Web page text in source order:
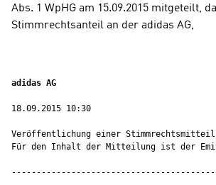
Abs. 1 WpHG am 15.09.2015 mitgeteilt,
Stimmrechtsanteil an der adidas AG,
adidas AG
18.09.2015 10:30
Veröffentlichung einer
Für den Inhalt der Mitteilung ist der